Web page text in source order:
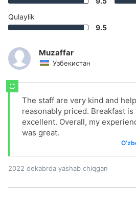
Qulaylik
9.5
Muzaffar
Узбекистан
The staff are very kind and
reasonably priced. Breakfast is
excellent. Overall, my
was great.
2022 dekabrda yashab chiqgan